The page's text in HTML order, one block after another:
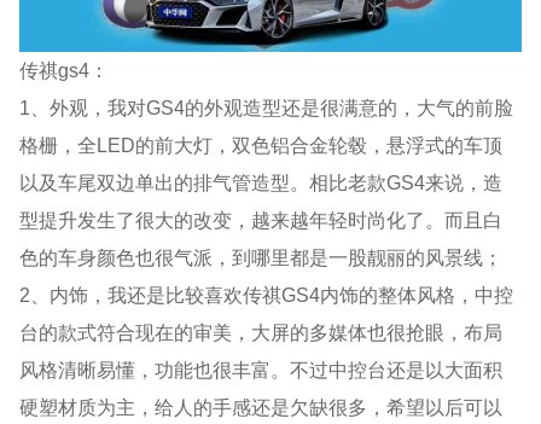
传祺gs4：
1、外观，我对GS4的外观造型还是很满意的，大气的前脸
格栅，全LED的前大灯，双色铝合金轮毂，悬浮式的车顶
以及车尾双边单出的排气管造型。相比老款GS4来说，造
型提升发生了很大的改变，越来越年轻时尚化了。而且白
色的车身颜色也很气派，到哪里都是一股靓丽的风景线；
2、内饰，我还是比较喜欢传祺GS4内饰的整体风格，中控
台的款式符合现在的审美，大屏的多媒体也很抢眼，布局
风格清晰易懂，功能也很丰富。不过中控台还是以大面积
硬塑材质为主，给人的手感还是欠缺很多，希望以后可以